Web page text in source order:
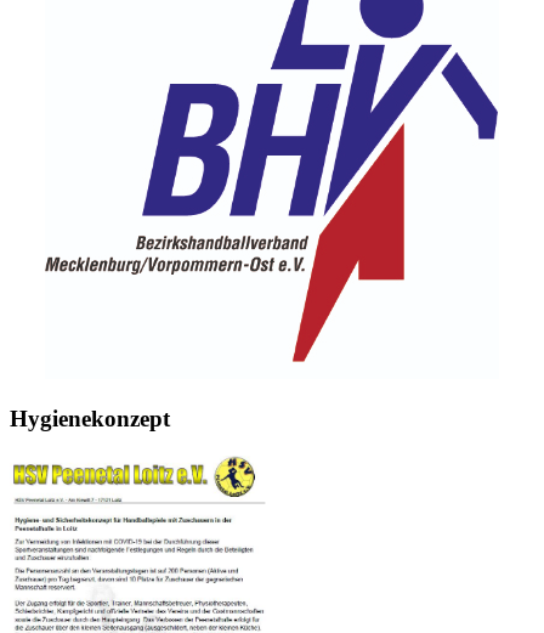
Hygienekonzept